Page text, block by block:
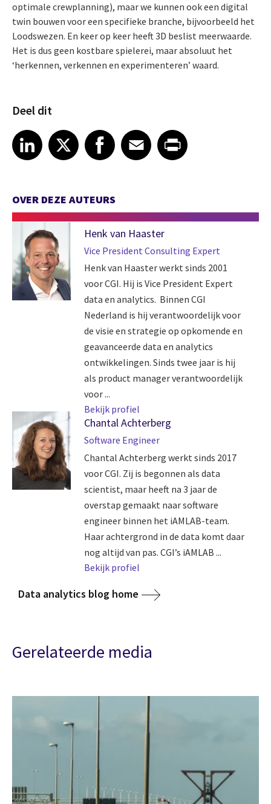
optimale crewplanning), maar we kunnen ook een digital
twin bouwen voor een specifieke branche, bijvoorbeeld het
Loodswezen. En keer op keer heeft 3D beslist meerwaarde.
Het is dus geen kostbare spielerei, maar absoluut het
‘herkennen, verkennen en experimenteren’ waard.
Deel dit
Share article on LinkedIn
LinkedIn
Share article on XShare article on Facebook
Facebook
Share article on Email
EmailShare article on Print
OVER DEZE AUTEURS
Henk van Haaster
Vice President Consulting Expert
Henk van Haaster werkt sinds 2001
voor CGI. Hij is Vice President Expert
data en analytics. Binnen CGI
Nederland is hij verantwoordelijk voor
de visie en strategie op opkomende en
geavanceerde data en analytics
ontwikkelingen. Sinds twee jaar is hij
als product manager verantwoordelijk
voor ...
Bekijk profiel
Chantal Achterberg
Software Engineer
Chantal Achterberg werkt sinds 2017
voor CGI. Zij is begonnen als data
scientist, maar heeft na 3 jaar de
overstap gemaakt naar software
engineer binnen het iAMLAB-team.
Haar achtergrond in de data komt daar
nog altijd van pas. CGI’s iAMLAB ...
Bekijk profiel
Data analytics blog home
Gerelateerde media